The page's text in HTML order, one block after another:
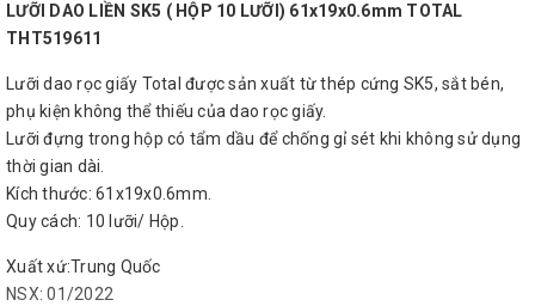
LƯỠI DAO LIỀN SK5 ( HỘP 10 LƯỠI) 61x19x0.6mm TOTAL
THT519611
Lưỡi dao rọc giấy Total được sản xuất từ thép cứng SK5, sắt bén,
phụ kiện không thể thiếu của dao rọc giấy.
Lưỡi đựng trong hộp có tẩm dầu để chống gỉ sét khi không sử dụng
thời gian dài.
Kích thước: 61x19x0.6mm.
Quy cách: 10 lưỡi/ Hộp.
Xuất xứ:Trung Quốc
NSX: 01/2022